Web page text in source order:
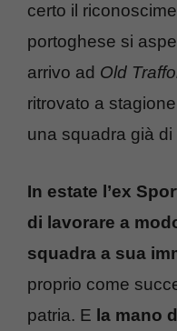
certo il
portoghese si
arrivo ad Old
ritrovato a
una squadra già
In estate l’ex
di lavorare a
squadra a sua
proprio come
patria. E la mano